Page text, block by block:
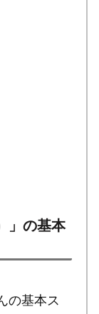
」の基本
の基本ス